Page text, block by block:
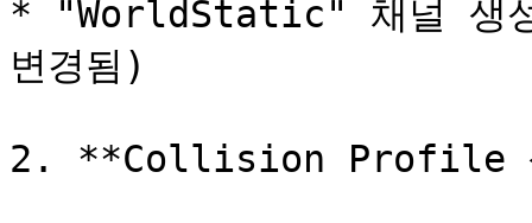
* "WorldStatic" 채널 생
변경됨)
2. **Collision Profile